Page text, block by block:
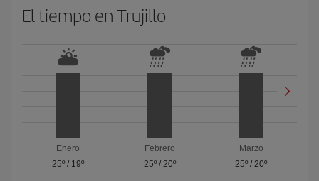
El tiempo en Trujillo
Enero
25º/ 19º
Febrero
25º/ 20º
Marzo
25º / 20º